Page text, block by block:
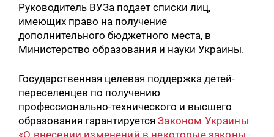
Руководитель ВУЗа подает списки лиц,
имеющих право на получение
дополнительного бюджетного места, в
Министерство образования и науки Украины.
Государственная целевая поддержка детей-
переселенцев по получению
профессионально-технического и высшего
образования гарантируетсяЗаконом Украины
«О внесении изменений в некоторые законы